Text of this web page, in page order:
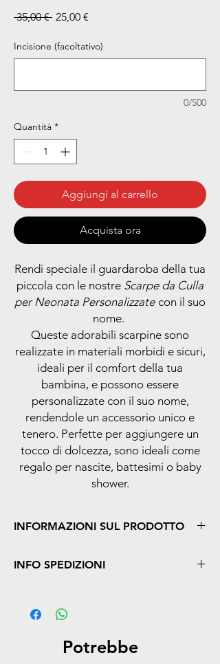
35,00 € Prezzo regolare
25,00 €
Incisione (facoltativo)
0/500
Quantità *
Aggiungi al carrello
Acquista ora
Rendi speciale il guardaroba della tua
piccola con le nostre Scarpe da Culla
per Neonata Personalizzate con il suo
nome.
Queste adorabili scarpine sono
realizzate in materiali morbidi e sicuri,
ideali per il comfort della tua
bambina, e possono essere
personalizzate con il suo nome,
rendendole un accessorio unico e
tenero. Perfette per aggiungere un
tocco di dolcezza, sono ideali come
regalo per nascite, battesimi o baby
shower.
INFORMAZIONI SUL PRODOTTO
Scarpe da culla per neonata, morbide e
bambina, per renderle uniche e speciali
delicati sulla pelle della neonata e sicuri
Ideali come regalo per nascite, battesimi
INFO SPEDIZIONI
per tutti gli ordini, con consegna garantita
entro 24/48 ore lavorative, a partire dalla
Potrebbe